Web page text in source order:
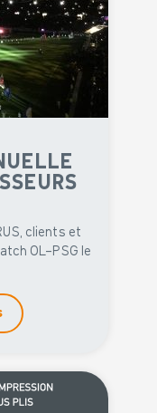
clients et
OL-PSG le